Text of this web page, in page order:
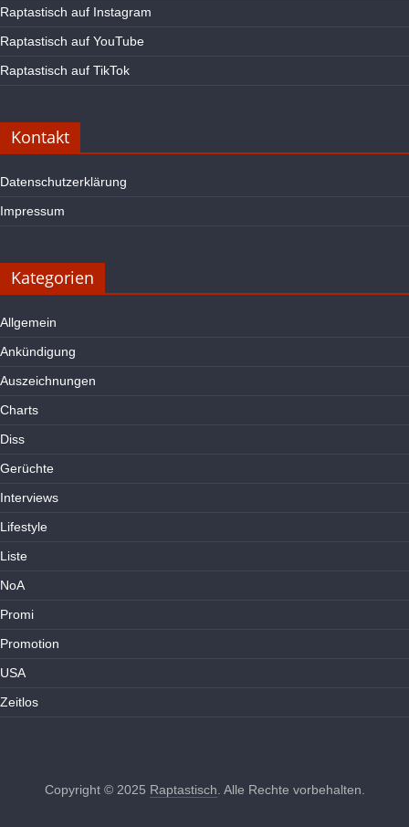
Raptastisch auf Instagram
Raptastisch auf YouTube
Raptastisch auf TikTok
Kontakt
Datenschutzerklärung
Impressum
Kategorien
Allgemein
Ankündigung
Auszeichnungen
Charts
Diss
Gerüchte
Interviews
Lifestyle
Liste
NoA
Promi
Promotion
USA
Zeitlos
Copyright © 2025 Raptastisch . Alle Rechte vorbehalten.